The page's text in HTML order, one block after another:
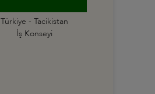
Türkiye - Tacikistan
İş Konseyi